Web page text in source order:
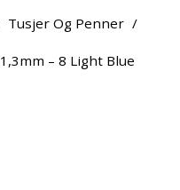
Tusjer Og Penner /
– 8 Light Blue